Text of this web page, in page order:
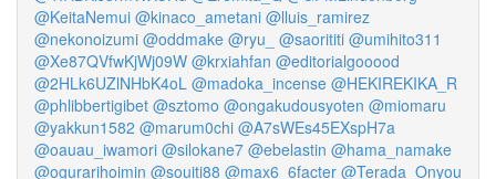
@KeitaNemui @kinaco_ametani @lluis_ramirez
@nekonoizumi @oddmake @ryu_ @saorititi @umihito311
@Xe87QVfwKjWj09W @krxiahfan @editorialgooood
@2HLk6UZlNHbK4oL @madoka_incense @HEKIREKIKA_R
@phlibbertigibet @sztomo @ongakudousyoten @miomaru
@yakkun1582 @marum0chi @A7sWEs45EXspH7a
@oauau_iwamori @silokane7 @ebelastin @hama_namake
@ogurarihoimin @souiti88 @max6_6facter @Terada_Onyou